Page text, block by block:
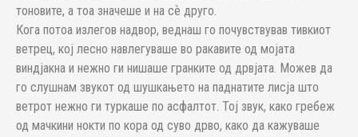
тоновите, а тоа значеше и на сѐ друго.
Кога потоа излегов надвор, веднаш го почувствував тивкиот
ветрец, кој лесно навлегуваше во ракавите од мојата
виндјакна и нежно ги нишаше гранките од дрвјата. Можев да
го слушнам звукот од шушкањето на паднатите лисја што
ветрот нежно ги туркаше по асфалтот. Тој звук, како гребеж
од мачкини нокти по кора од суво дрво, како да кажуваше